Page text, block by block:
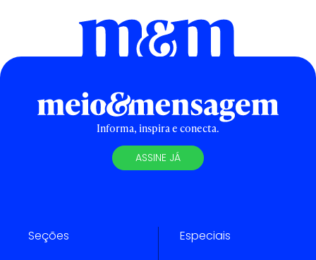
Informa, inspira e conecta.
ASSINE JÁ
Seções Especiais